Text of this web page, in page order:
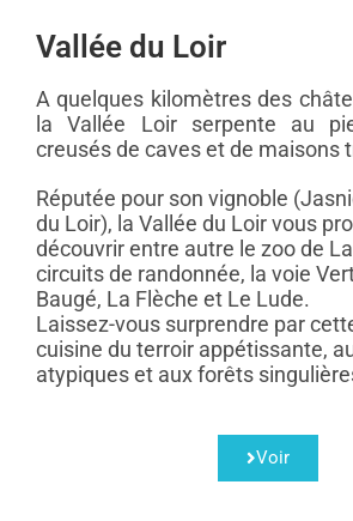
Vallée du Loir
A quelques kilomètres des
la Vallée Loir serpente au
creusés de caves et de maisons
Réputée pour son vignoble
du Loir), la Vallée du Loir vous
découvrir entre autre le zoo de
circuits de randonnée, la voie
Baugé, La Flèche et Le Lude.
Laissez-vous surprendre par
cuisine du terroir appétissante,
atypiques et aux forêts
Voir